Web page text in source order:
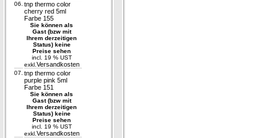
06. tnp thermo color
cherry red 5ml
Farbe 155
Sie können als
Gast (bzw mit
Ihrem derzeitigen
Status) keine
Preise sehen
incl. 19 % UST
exkl. Versandkosten
07. tnp thermo color
purple pink 5ml
Farbe 151
Sie können als
Gast (bzw mit
Ihrem derzeitigen
Status) keine
Preise sehen
incl. 19 % UST
exkl. Versandkosten